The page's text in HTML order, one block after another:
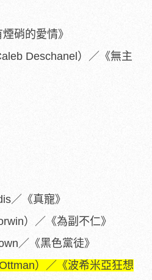
硝的愛情》
Deschanel）／《無主
／《真寵》
）／《為副不仁》
／《黑色黨徒》
）／《波希米亞狂想